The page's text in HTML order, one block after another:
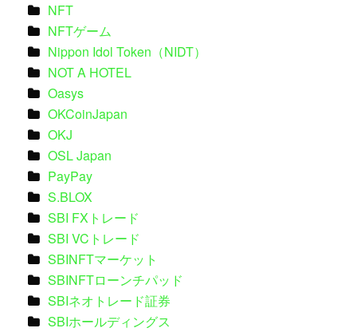
NFT
NFTゲーム
Nippon Idol Token（NIDT）
NOT A HOTEL
Oasys
OKCoinJapan
OKJ
OSL Japan
PayPay
S.BLOX
SBI FXトレード
SBI VCトレード
SBINFTマーケット
SBINFTローンチパッド
SBIネオトレード証券
SBIホールディングス